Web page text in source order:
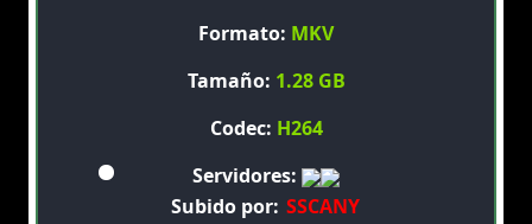
Formato: MKV
Tamaño: 1.28 GB
Codec: H264
Servidores:
Subido por: SSCANY